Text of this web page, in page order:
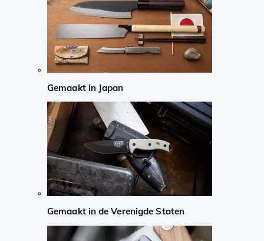
Gemaakt in Japan
Gemaakt in de Verenigde Staten